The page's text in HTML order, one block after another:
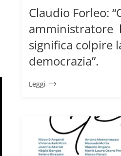
Claudio Forleo:
amministratore
significa colpire
democrazia”.
Leggi